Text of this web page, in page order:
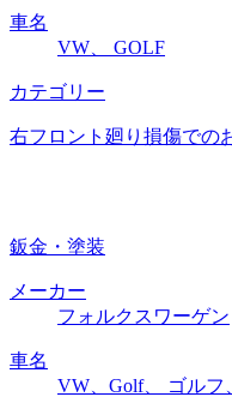
車名
VW、 GOLF
カテゴリー
右フロント廻り損傷での
鈑金・塗装
メーカー
フォルクスワーゲン
車名
VW、Golf、 ゴルフ